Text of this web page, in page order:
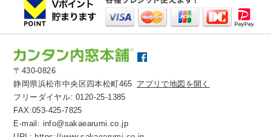
〒430-0826
静岡県浜松市中央区四本松町465 アプリで地図を開く
フリーダイヤル:0120-25-1385
FAX:053-425-7825
E-mail: info@sakaearumi.co.jp